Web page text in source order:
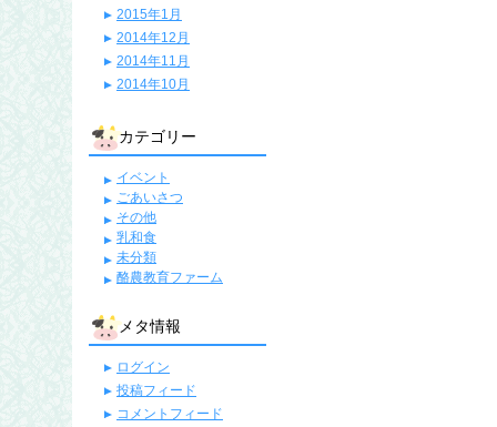
2015年1月
2014年12月
2014年11月
2014年10月
カテゴリー
イベント
ごあいさつ
その他
乳和食
未分類
酪農教育ファーム
メタ情報
ログイン
投稿フィード
コメントフィード